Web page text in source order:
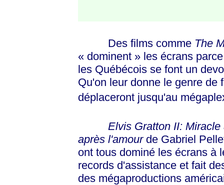
Des films comme The
« dominent »les écrans
les Québécois se font un
Qu'on leur donne le genre de
déplaceront jusqu'au
Elvis Gratton II: Miracle
après l'amourde Gabriel
ont tous dominé les écrans à
records d'assistance et fait
des mégaproductions